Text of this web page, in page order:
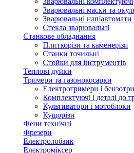
Зварювальні маски та
Зварювальні
Стекла зварювальні
Станкове обладнання
Плиткорізи та каменерізи
Станки точильні
Стойки для інструментів
Теплові дуйки
Тримери та газонокосарки
Електротримери і
Комплектуючі і деталі до
Культиватори і мотоблоки
Кущорізи
Фени технічні
Фрезери
Електролобзик
Електроміксер